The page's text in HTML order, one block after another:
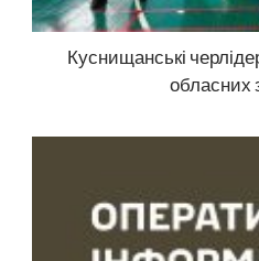
Куснищанські
обласних